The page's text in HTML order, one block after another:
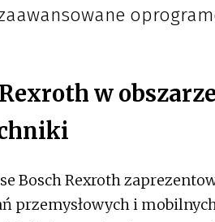
w
Bosch Rexroth
przemysłowych i